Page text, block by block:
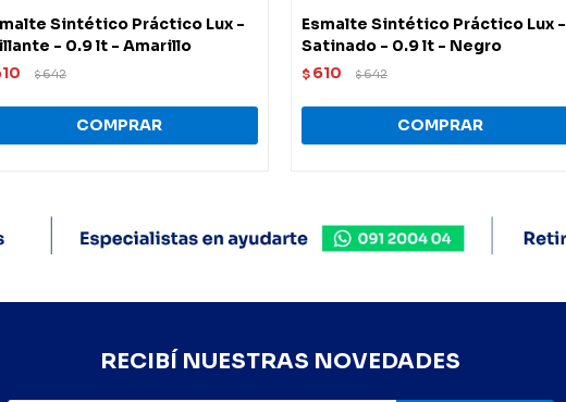
Sintético Práctico Lux -
- 0.9 lt - Amarillo
$642
Esmalte Sintético Práctico Lux -
Satinado - 0.9 lt - Negro
$ 610 $642
RECIBÍ NUESTRAS NOVEDADES